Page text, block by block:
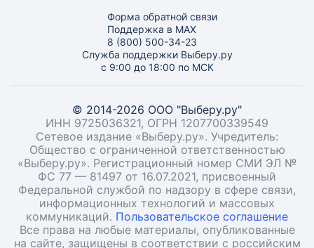
Форма обратной связи
Поддержка в MAX
8 (800) 500-34-23
Служба поддержки Выберу.ру
с 9:00 до 18:00 по МСК
© 2014-2026 ООО "Выберу.ру"
ИНН 9725036321, ОГРН 1207700339549
Сетевое издание «Выберу.ру». Учредитель:
Общество с ограниченной ответственностью
«Выберу.ру». Регистрационный номер СМИ ЭЛ №
ФС 77 — 81497 от 16.07.2021, присвоенный
Федеральной службой по надзору в сфере связи,
информационных технологий и массовых
коммуникаций. Пользовательское соглашение
Все права на любые материалы, опубликованные
на сайте, защищены в соответствии с российским